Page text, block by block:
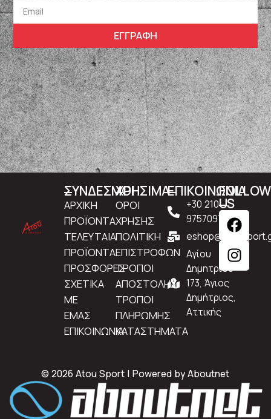
ΕΓΓΡΑΦΗ
ΣΥΝΔΕΣΜΟΙ
ΑΡΧΙΚΗ
ΠΡΟΪΟΝΤΑ
ΤΕΛΕΥΤΑΙΑ
ΠΡΟΪΟΝΤΑ
ΠΡΟΣΦΟΡΕΣ
ΣΧΕΤΙΚΑ
ΜΕ
ΕΜΑΣ
ΕΠΙΚΟΙΝΩΝΙΑ
ΧΡΗΣΙΜΑ
ΟΡΟΙ
ΧΡΗΣΗΣ
ΠΟΛΙΤΙΚΗ
ΕΠΙΣΤΡΟΦΩΝ
ΤΡΟΠΟΙ
ΑΠΟΣΤΟΛΗΣ
ΤΡΟΠΟΙ
ΠΛΗΡΩΜΗΣ
ΚΑΤΑΣΤΗΜΑΤΑ
ΕΠΙΚΟΙΝΩΝΙΑ
+30 210
9757097
Αγίου
Δημητρίου
173, Άγιος
Δημήτριος,
Αττικής
FOLLOW
US
© 2026 Atou Sport | Powered byAboutnet